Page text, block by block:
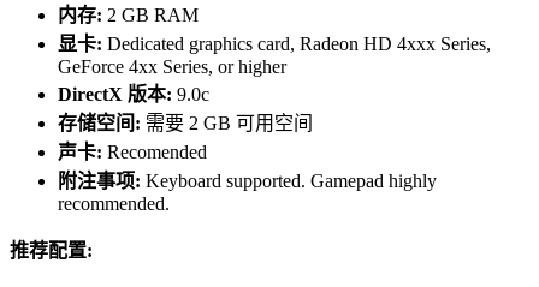
内存: 2 GB RAM
显卡: Dedicated graphics card, Radeon HD 4xxx Series,
GeForce 4xx Series, or higher
DirectX 版本: 9.0c
存储空间: 需要 2 GB 可用空间
声卡: Recomended
附注事项: Keyboard supported. Gamepad highly
recommended.
推荐配置: